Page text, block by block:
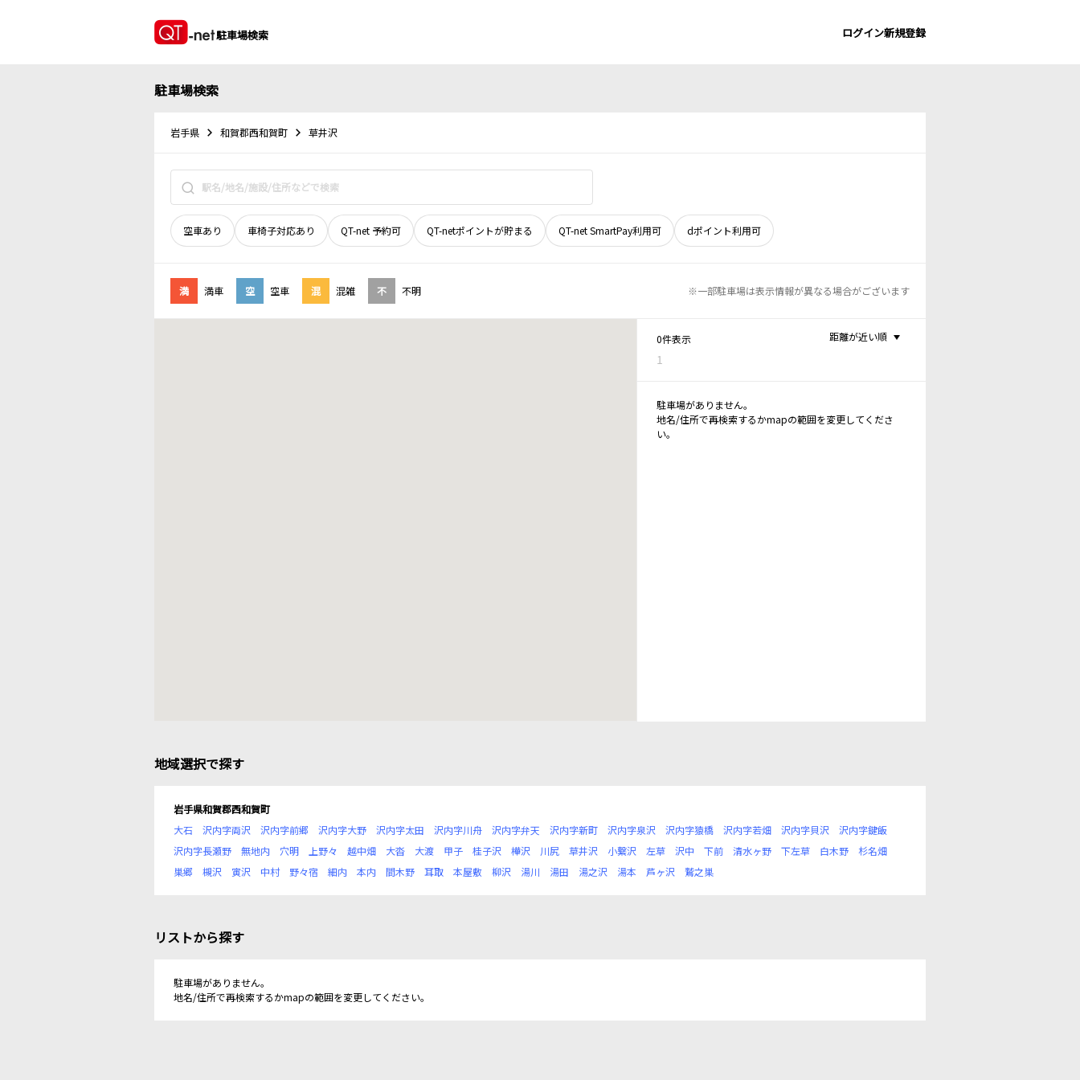
駐車場検索 ログイン新規登録
駐車場検索
岩手県 和賀郡西和賀町 草井沢
空車あり 車椅子対応あり QT-net 予約可 QT-netポイントが貯まる QT-net SmartPay利用可 dポイント利用可
満 満車 空 空車 混 混雑 不 不明 ※一部駐車場は表示情報が異なる場合がございます
0件表示
1
距離が近い順
駐車場がありません。
地名/住所で再検索するかmapの範囲を変更してくださ
い。
地域選択で探す
岩手県和賀郡西和賀町
大石
沢内字両沢 沢内字前郷 沢内字大野 沢内字太田 沢内字川舟 沢内字弁天 沢内字新町 沢内字泉沢 沢内字猿橋 沢内字若畑 沢内字貝沢
沢内字鍵飯
沢内字長瀬野
無地内 穴明 上野々 越中畑 大沓 大渡 甲子 桂子沢 樺沢 川尻 草井沢 小繋沢 左草 沢中 下前 清水ヶ野 下左草 白木野
杉名畑
巣郷
槻沢 寅沢 中村 野々宿 細内 本内 間木野 耳取 本屋敷 柳沢 湯川 湯田 湯之沢 湯本 芦ヶ沢 鷲之巣
リストから探す
駐車場がありません。
地名/住所で再検索するかmapの範囲を変更してください。